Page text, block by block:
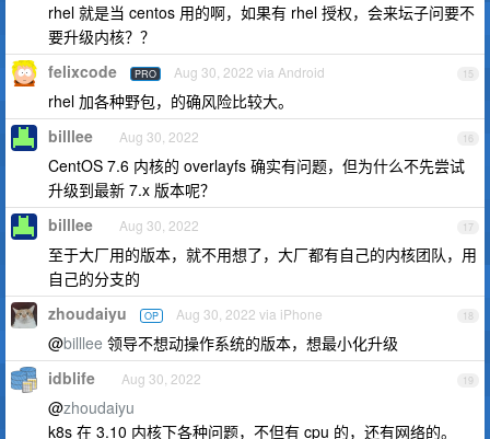
rhel 就是当 centos 用的啊，如果有 rhel 授权，会来坛子问要不
要升级内核？？
15
felixcode PRO Aug 30, 2022 via Android
rhel 加各种野包，的确风险比较大。
16
billlee Aug 30, 2022
CentOS 7.6 内核的 overlayfs 确实有问题，但为什么不先尝试
升级到最新 7.x 版本呢？
17
billlee Aug 30, 2022
至于大厂用的版本，就不用想了，大厂都有自己的内核团队，用
自己的分支的
18
zhoudaiyu OP Aug 30, 2022 via iPhone
@billlee 领导不想动操作系统的版本，想最小化升级
19
idblife Aug 30, 2022
@zhoudaiyu
k8s 在 3.10 内核下各种问题，不但有 cpu 的，还有网络的。